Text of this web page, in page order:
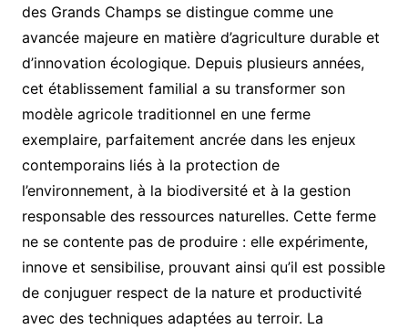
des Grands Champs se distingue comme une
avancée majeure en matière d’agriculture durable et
d’innovation écologique. Depuis plusieurs années,
cet établissement familial a su transformer son
modèle agricole traditionnel en une ferme
exemplaire, parfaitement ancrée dans les enjeux
contemporains liés à la protection de
l’environnement, à la biodiversité et à la gestion
responsable des ressources naturelles. Cette ferme
ne se contente pas de produire : elle expérimente,
innove et sensibilise, prouvant ainsi qu’il est possible
de conjuguer respect de la nature et productivité
avec des techniques adaptées au terroir. La